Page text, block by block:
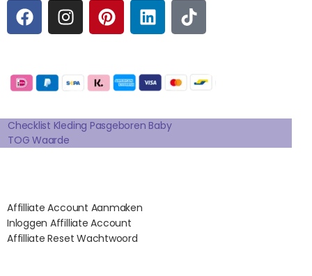
F
A
C
B
O
O
K
I
N
S
A
R
A
M
P
I
N
E
R
E
S
T
L
I
N
E
D
I
N
T
I
K
O
K
Checklist Kleding Pasgeboren Baby
TOG Waarde
Affilliate Account Aanmaken
Inloggen Affilliate Account
Affilliate Reset Wachtwoord